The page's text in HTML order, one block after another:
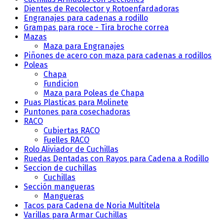
Dientes de Recolector y Rotoenfardadoras
Engranajes para cadenas a rodillo
Grampas para roce - Tira broche correa
Mazas
Maza para Engranajes
Piñones de acero con maza para cadenas a rodillos
Poleas
Chapa
Fundicion
Maza para Poleas de Chapa
Puas Plasticas para Molinete
Puntones para cosechadoras
RACO
Cubiertas RACO
Fuelles RACO
Rolo Aliviador de Cuchillas
Ruedas Dentadas con Rayos para Cadena a Rodillo
Seccion de cuchillas
Cuchillas
Sección mangueras
Mangueras
Tacos para Cadena de Noria Multitela
Varillas para Armar Cuchillas